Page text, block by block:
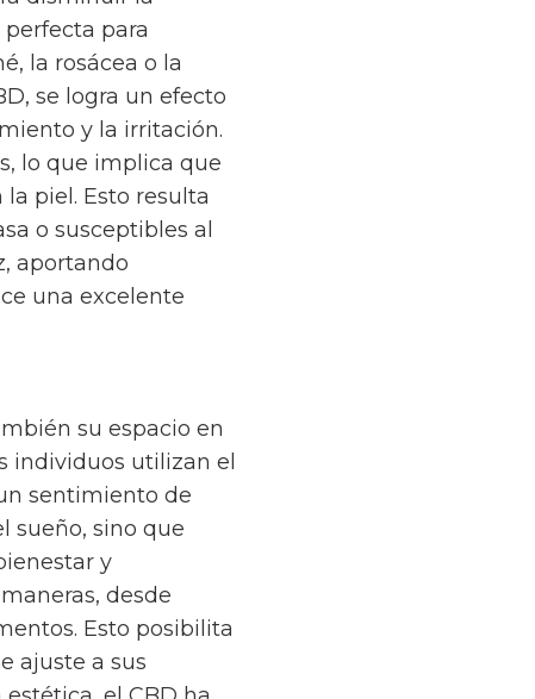
para
la rosácea o la
se logra un efecto
y la irritación.
lo que implica que
piel. Esto resulta
o susceptibles al
aportando
una excelente
su espacio en
individuos utilizan el
sentimiento de
sueño, sino que
y
desde
Esto posibilita
ajuste a sus